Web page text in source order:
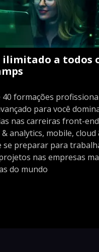
ilimitado a todos
40 formações
para você
nas carreiras front-
analytics, mobile, cloud
se preparar para
nas empresas
do mundo